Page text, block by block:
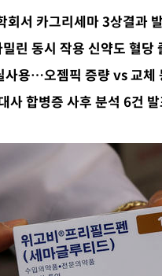
일제 하락 마감…나스닥 0.06%↓
회서 카그리세마 3상결과
린 동시 작용 신약도 혈당
사용…오젬픽 증량 vs 교체
사 합병증 사후 분석 6건